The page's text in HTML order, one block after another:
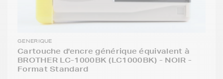
GENERIQUE
Cartouche d'encre générique équivalent à
BROTHER LC-1000BK (LC1000BK) - NOIR -
Format Standard